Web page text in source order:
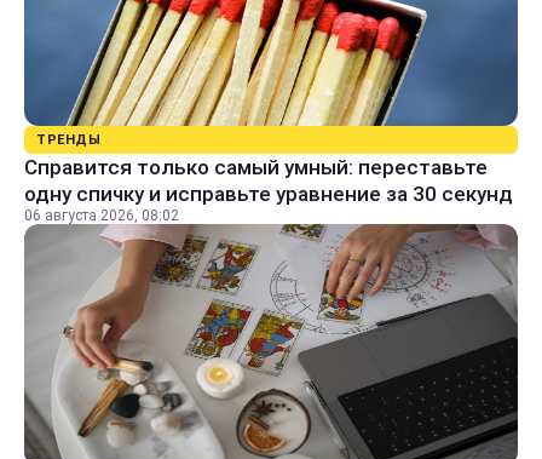
ТРЕНДЫ
Справится только самый умный: переставьте
одну спичку и исправьте уравнение за 30 секунд
06 августа 2026, 08:02